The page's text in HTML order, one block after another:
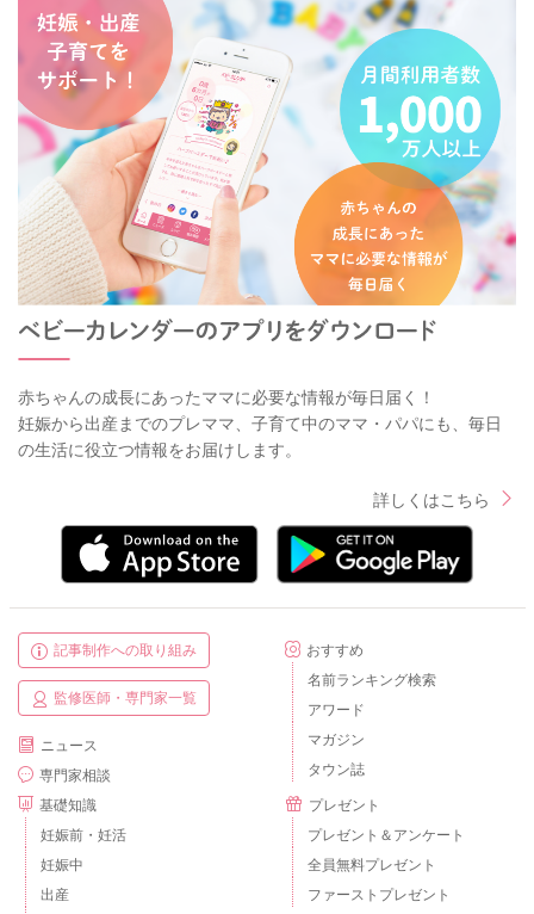
赤ちゃんの成長にあったママに必要な情報が毎日届く！
妊娠から出産までのプレママ、子育て中のママ・パパにも、毎日
の生活に役立つ情報をお届けします。
詳しくはこちら
記事制作への取り組み
監修医師・専門家一覧
ニュース
専門家相談
基礎知識
妊娠前・妊活
妊娠中
出産
おすすめ
名前ランキング検索
アワード
マガジン
タウン誌
プレゼント
プレゼント＆アンケート
全員無料プレゼント
ファーストプレゼント